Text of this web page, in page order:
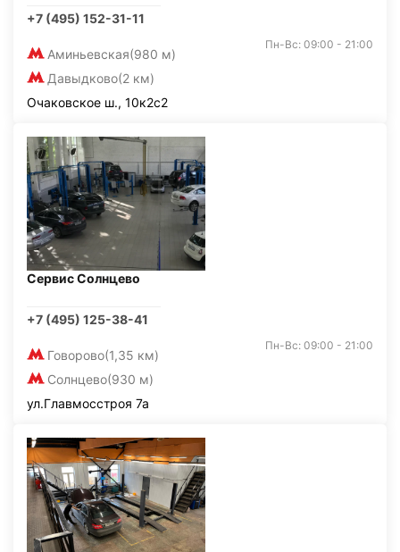
+7 (495) 152-31-11
Аминьевская(980 м)
Давыдково(2 км)
Пн-Вс: 09:00 - 21:00
Очаковское ш., 10к2с2
Сервис Солнцево
+7 (495) 125-38-41
Говорово(1,35 км)
Солнцево(930 м)
Пн-Вс: 09:00 - 21:00
ул.Главмосстроя 7а